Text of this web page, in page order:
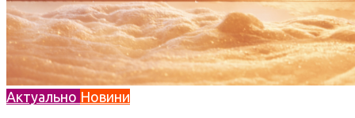
Актуально Новини